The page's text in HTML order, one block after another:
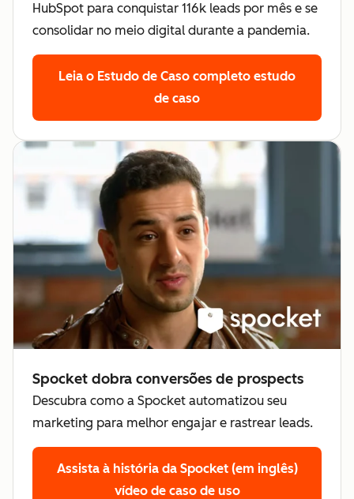
HubSpot para conquistar 116k leads por mês e se
consolidar no meio digital durante a pandemia.
Leia o Estudo de Caso completo estudo
de caso
Spocket dobra conversões de prospects
Descubra como a Spocket automatizou seu
marketing para melhor engajar e rastrear leads.
Assista à história da Spocket (em inglês)
vídeo de caso de uso